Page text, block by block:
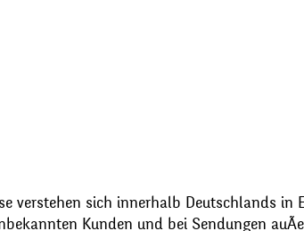
verstehen sich innerhalb Deutschlands in
Kunden und bei Sendungen